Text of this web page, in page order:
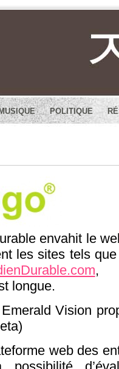
POLITIQUE
envahit le
les sites tels
longue.
Vision
web des